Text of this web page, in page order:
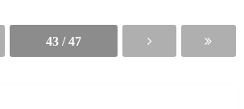
43 / 47